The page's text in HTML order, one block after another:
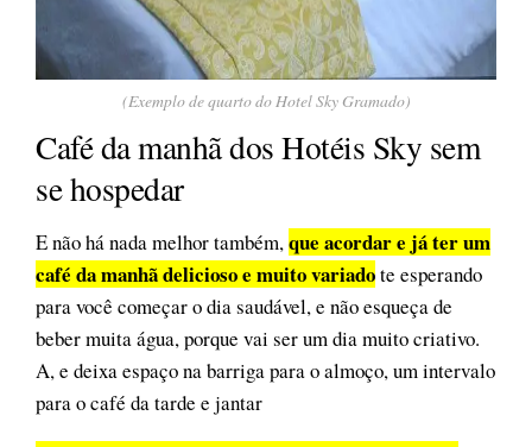
(Exemplo de quarto do Hotel Sky Gramado)
Café da manhã dos Hotéis Sky sem
se hospedar
E não há nada melhor também,que acordar e já ter um
café da manhã delicioso e muito variadote esperando
para você começar o dia saudável, e não esqueça de
beber muita água, porque vai ser um dia muito criativo.
A, e deixa espaço na barriga para o almoço, um intervalo
para o café da tarde e jantar